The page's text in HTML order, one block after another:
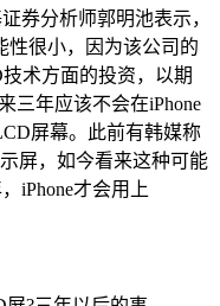
分析师郭明池表示，
性很小，因为该公司的
术方面的投资，以期
三年应该不会在iPhone
屏幕。此前有韩媒称
屏，如今看来这种可能
iPhone才会用上